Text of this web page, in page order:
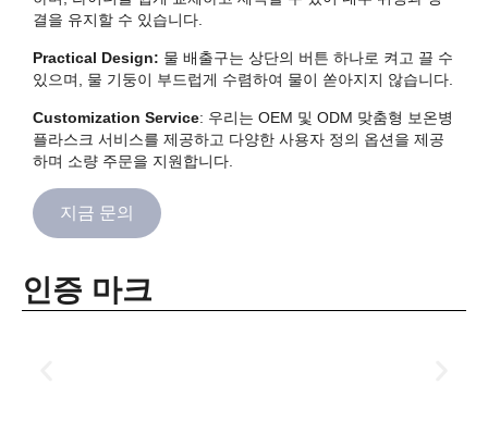
결을 유지할 수 있습니다.
Practical Design: 물 배출구는 상단의 버튼 하나로 켜고 끌 수
있으며, 물 기둥이 부드럽게 수렴하여 물이 쏟아지지 않습니다.
Customization Service: 우리는 OEM 및 ODM 맞춤형 보온병
플라스크 서비스를 제공하고 다양한 사용자 정의 옵션을 제공
하며 소량 주문을 지원합니다.
지금 문의
인증 마크